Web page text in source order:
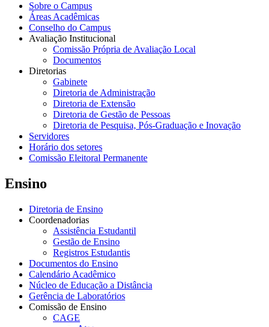
Sobre o Campus
Áreas Acadêmicas
Conselho do Campus
Avaliação Institucional
Comissão Própria de Avaliação Local
Documentos
Diretorias
Gabinete
Diretoria de Administração
Diretoria de Extensão
Diretoria de Gestão de Pessoas
Diretoria de Pesquisa, Pós-Graduação e Inovação
Servidores
Horário dos setores
Comissão Eleitoral Permanente
Ensino
Diretoria de Ensino
Coordenadorias
Assistência Estudantil
Gestão de Ensino
Registros Estudantis
Documentos do Ensino
Calendário Acadêmico
Núcleo de Educação a Distância
Gerência de Laboratórios
Comissão de Ensino
CAGE